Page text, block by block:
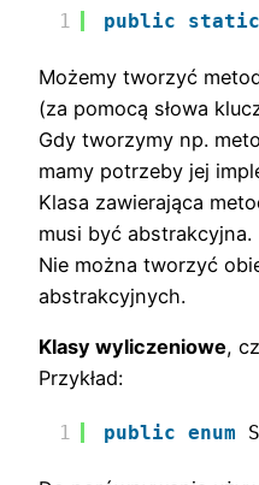
1 public static
Możemy tworzyć
(za pomocą słowa
Gdy tworzymy np.
mamy potrzeby jej
Klasa zawierająca
musi być abstrakcyjna.
Nie można tworzyć
abstrakcyjnych.
Klasy wyliczeniowe,
Przykład:
1 public enum